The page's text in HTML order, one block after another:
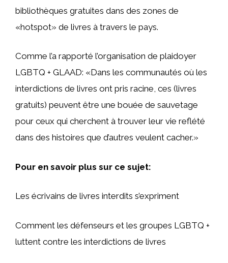
bibliothèques gratuites dans des zones de
«hotspot» de livres à travers le pays.
Comme l’a rapporté l’organisation de plaidoyer
LGBTQ + GLAAD: «Dans les communautés où les
interdictions de livres ont pris racine, ces (livres
gratuits) peuvent être une bouée de sauvetage
pour ceux qui cherchent à trouver leur vie reflété
dans des histoires que d’autres veulent cacher.»
Pour en savoir plus sur ce sujet:
Les écrivains de livres interdits s’expriment
Comment les défenseurs et les groupes LGBTQ +
luttent contre les interdictions de livres